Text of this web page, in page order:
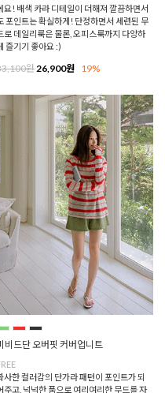
요! 배색 카라 디테일이 더해져 깔끔하면서
포인트는 확실하게! 단정하면서 세련된 무
로 데일리룩은 물론, 오피스룩까지 다양하
즐기기 좋아요 :)
원26,900원 19%
비드단 오버핏 커버업니트
사한 컬러감의 단가라 패턴이 포인트가 되
주고, 넉넉한 품으로 여리여리한 무드를 자